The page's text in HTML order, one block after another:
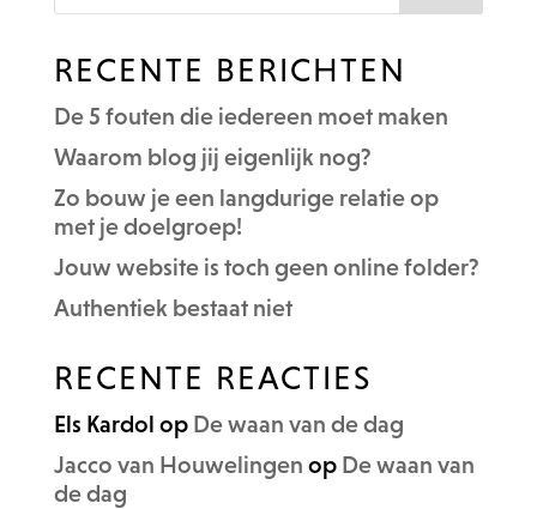
RECENTE BERICHTEN
De 5 fouten die iedereen moet maken
Waarom blog jij eigenlijk nog?
Zo bouw je een langdurige relatie op
met je doelgroep!
Jouw website is toch geen online folder?
Authentiek bestaat niet
RECENTE REACTIES
Els Kardol op De waan van de dag
Jacco van Houwelingen op De waan van
de dag